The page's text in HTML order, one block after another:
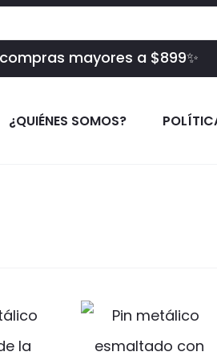
mayores a $899✨
¿QUIÉNES SOMOS?